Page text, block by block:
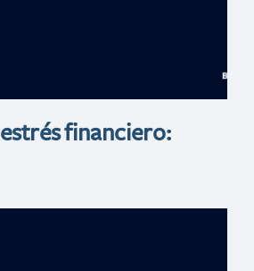
estrés financiero: